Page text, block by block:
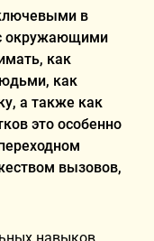
в
окружающими
как
как
а также как
это особенно
вызовов,